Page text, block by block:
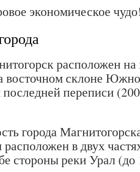
экономическое
расположен
восточном склоне
переписи
города
расположен в двух
стороны реки Урал